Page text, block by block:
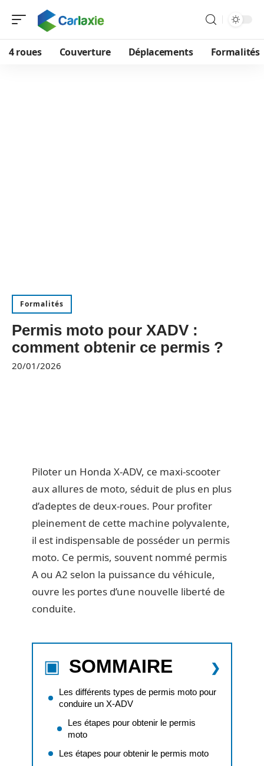
4 roues Couverture Déplacements Formalités
Formalités
Permis moto pour XADV :
comment obtenir ce permis ?
20/01/2026
Piloter un Honda X-ADV, ce maxi-scooter
aux allures de moto, séduit de plus en plus
d’adeptes de deux-roues. Pour profiter
pleinement de cette machine polyvalente,
il est indispensable de posséder un permis
moto. Ce permis, souvent nommé permis
A ou A2 selon la puissance du véhicule,
ouvre les portes d’une nouvelle liberté de
conduite.
SOMMAIRE
Les différents types de permis moto pour
conduire un X-ADV
Les étapes pour obtenir le permis
moto
Les étapes pour obtenir le permis moto